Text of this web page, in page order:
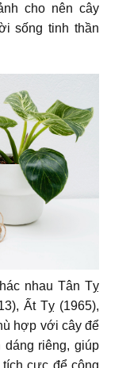
cho nên cây
sống tinh thần
nhau Tân Tỵ
Ất Tỵ (1965),
hợp với cây để
dáng riêng, giúp